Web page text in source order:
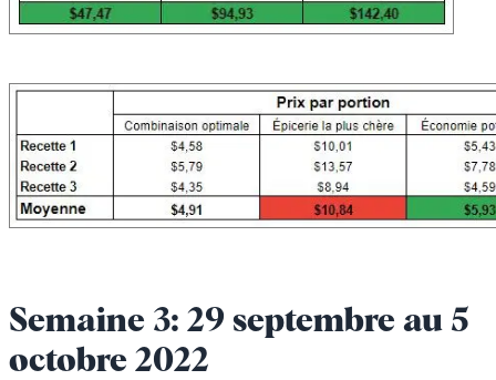
Semaine 3: 29 septembre au 5
octobre 2022